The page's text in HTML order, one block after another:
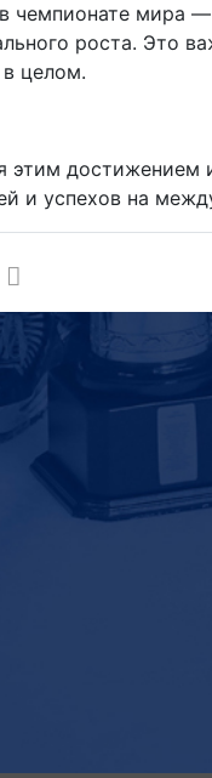
чемпионате мира
роста. Это
в целом.
этим достижением
и успехов на